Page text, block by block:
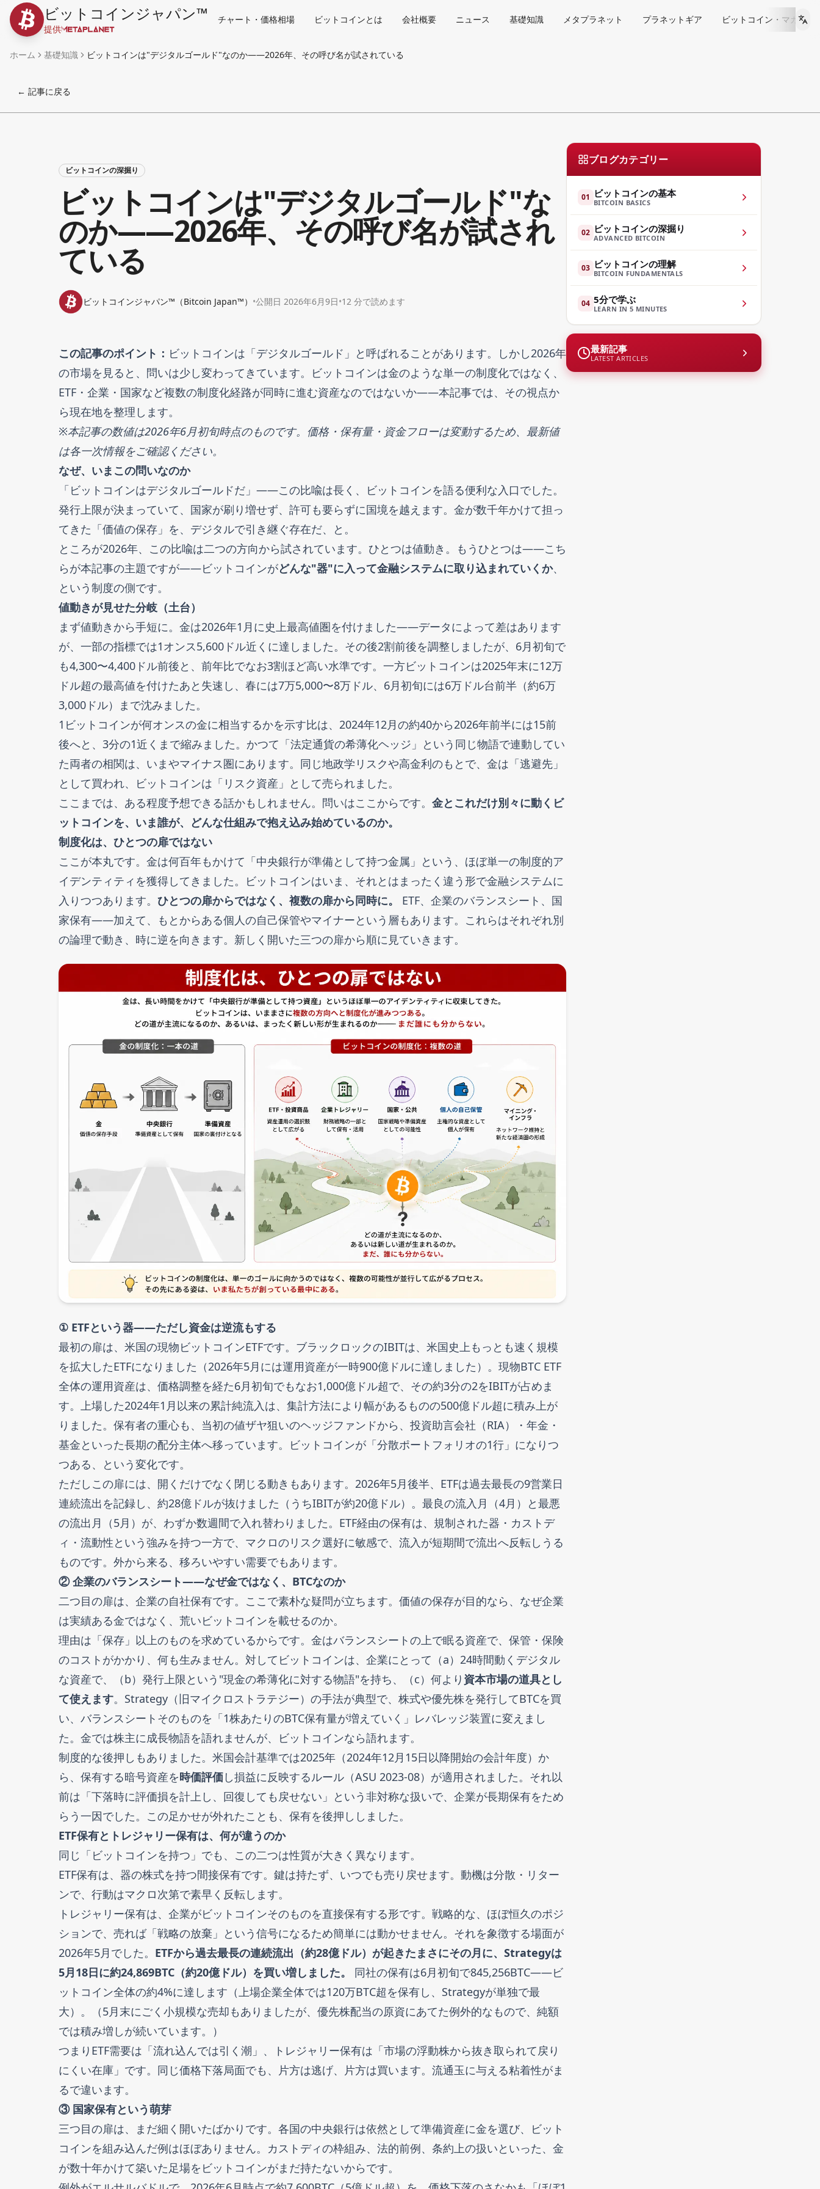
ビットコインジャパン™
提供
チャート・価格相場 ビットコインとは 会社概要 ニュース 基礎知識 メタプラネット プラネットギア ビットコイン・マガジン
ホーム 基礎知識 ビットコインは"デジタルゴールド"なのか——2026年、その呼び名が試されている
← 記事に戻る
ビットコインの深掘り
ビットコインは"デジタルゴールド"な
のか——2026年、その呼び名が試され
ている
ビットコインジャパン™（Bitcoin Japan™） •公開日 2026年6月9日•12 分で読めます
この記事のポイント： ビットコインは「デジタルゴールド」と呼ばれることがあります。しかし2026年
の市場を見ると、問いは少し変わってきています。ビットコインは金のような単一の制度化ではなく、
ETF・企業・国家など複数の制度化経路が同時に進む資産なのではないか——本記事では、その視点か
ら現在地を整理します。
※本記事の数値は2026年6月初旬時点のものです。価格・保有量・資金フローは変動するため、最新値
は各一次情報をご確認ください。
なぜ、いまこの問いなのか
「ビットコインはデジタルゴールドだ」——この比喩は長く、ビットコインを語る便利な入口でした。
発行上限が決まっていて、国家が刷り増せず、許可も要らずに国境を越えます。金が数千年かけて担っ
てきた「価値の保存」を、デジタルで引き継ぐ存在だ、と。
ところが2026年、この比喩は二つの方向から試されています。ひとつは値動き。もうひとつは——こち
らが本記事の主題ですが——ビットコインがどんな"器"に入って金融システムに取り込まれていくか、
という制度の側です。
値動きが見せた分岐（土台）
まず値動きから手短に。金は2026年1月に史上最高値圏を付けました——データによって差はあります
が、一部の指標では1オンス5,600ドル近くに達しました。その後2割前後を調整しましたが、6月初旬で
も4,300〜4,400ドル前後と、前年比でなお3割ほど高い水準です。一方ビットコインは2025年末に12万
ドル超の最高値を付けたあと失速し、春には7万5,000〜8万ドル、6月初旬には6万ドル台前半（約6万
3,000ドル）まで沈みました。
1ビットコインが何オンスの金に相当するかを示す比は、2024年12月の約40から2026年前半には15前
後へと、3分の1近くまで縮みました。かつて「法定通貨の希薄化ヘッジ」という同じ物語で連動してい
た両者の相関は、いまやマイナス圏にあります。同じ地政学リスクや高金利のもとで、金は「逃避先」
として買われ、ビットコインは「リスク資産」として売られました。
ここまでは、ある程度予想できる話かもしれません。問いはここからです。 金とこれだけ別々に動くビ
ットコインを、いま誰が、どんな仕組みで抱え込み始めているのか。
制度化は、ひとつの扉ではない
ここが本丸です。金は何百年もかけて「中央銀行が準備として持つ金属」という、ほぼ単一の制度的ア
イデンティティを獲得してきました。ビットコインはいま、それとはまったく違う形で金融システムに
入りつつあります。 ひとつの扉からではなく、複数の扉から同時に。
ETF、企業のバランスシート、国
家保有——加えて、もとからある個人の自己保管やマイナーという層もあります。これらはそれぞれ別
の論理で動き、時に逆を向きます。新しく開いた三つの扉から順に見ていきます。
① ETFという器——ただし資金は逆流もする
最初の扉は、米国の現物ビットコインETFです。ブラックロックのIBITは、米国史上もっとも速く規模
を拡大したETFになりました（2026年5月には運用資産が一時900億ドルに達しました）。現物BTC ETF
全体の運用資産は、価格調整を経た6月初旬でもなお1,000億ドル超で、その約3分の2をIBITが占めま
す。上場した2024年1月以来の累計純流入は、集計方法により幅があるものの500億ドル超に積み上が
りました。保有者の重心も、当初の値ザヤ狙いのヘッジファンドから、投資助言会社（RIA）・年金・
基金といった長期の配分主体へ移っています。ビットコインが「分散ポートフォリオの1行」になりつ
つある、という変化です。
ただしこの扉には、開くだけでなく閉じる動きもあります。2026年5月後半、ETFは過去最長の9営業日
連続流出を記録し、約28億ドルが抜けました（うちIBITが約20億ドル）。最良の流入月（4月）と最悪
の流出月（5月）が、わずか数週間で入れ替わりました。ETF経由の保有は、規制された器・カストデ
ィ・流動性という強みを持つ一方で、マクロのリスク選好に敏感で、流入が短期間で流出へ反転しうる
ものです。外から来る、移ろいやすい需要でもあります。
② 企業のバランスシート——なぜ金ではなく、BTCなのか
二つ目の扉は、企業の自社保有です。ここで素朴な疑問が立ちます。価値の保存が目的なら、なぜ企業
は実績ある金ではなく、荒いビットコインを載せるのか。
理由は「保存」以上のものを求めているからです。金はバランスシートの上で眠る資産で、保管・保険
のコストがかかり、何も生みません。対してビットコインは、企業にとって（a）24時間動くデジタル
な資産で、（b）発行上限という"現金の希薄化に対する物語"を持ち、（c）何より 資本市場の道具とし
て使えます。Strategy（旧マイクロストラテジー）の手法が典型で、株式や優先株を発行してBTCを買
い、バランスシートそのものを「1株あたりのBTC保有量が増えていく」レバレッジ装置に変えまし
た。金では株主に成長物語を語れませんが、ビットコインなら語れます。
制度的な後押しもありました。米国会計基準では2025年（2024年12月15日以降開始の会計年度）か
ら、保有する暗号資産を時価評価し損益に反映するルール（ASU 2023-08）が適用されました。それ以
前は「下落時に評価損を計上し、回復しても戻せない」という非対称な扱いで、企業が長期保有をため
らう一因でした。この足かせが外れたことも、保有を後押ししました。
ETF保有とトレジャリー保有は、何が違うのか
同じ「ビットコインを持つ」でも、この二つは性質が大きく異なります。
ETF保有は、器の株式を持つ間接保有です。鍵は持たず、いつでも売り戻せます。動機は分散・リター
ンで、行動はマクロ次第で素早く反転します。
トレジャリー保有は、企業がビットコインそのものを直接保有する形です。戦略的な、ほぼ恒久のポジ
ションで、売れば「戦略の放棄」という信号になるため簡単には動かせません。それを象徴する場面が
2026年5月でした。 ETFから過去最長の連続流出（約28億ドル）が起きたまさにその月に、Strategyは
5月18日に約24,869BTC（約20億ドル）を買い増しました。
同社の保有は6月初旬で845,256BTC——ビ
ットコイン全体の約4%に達します（上場企業全体では120万BTC超を保有し、Strategyが単独で最
大）。（5月末にごく小規模な売却もありましたが、優先株配当の原資にあてた例外的なもので、純額
では積み増しが続いています。）
つまりETF需要は「流れ込んでは引く潮」、トレジャリー保有は「市場の浮動株から抜き取られて戻り
にくい在庫」です。同じ価格下落局面でも、片方は逃げ、片方は買います。流通玉に与える粘着性がま
るで違います。
③ 国家保有という萌芽
三つ目の扉は、まだ細く開いたばかりです。各国の中央銀行は依然として準備資産に金を選び、ビット
コインを組み込んだ例はほぼありません。カストディの枠組み、法的前例、条約上の扱いといった、金
が数十年かけて築いた足場をビットコインがまだ持たないからです。
ブログカテゴリー
01 ビットコインの基本
BITCOIN BASICS
02 ビットコインの深掘り
ADVANCED BITCOIN
03 ビットコインの理解
BITCOIN FUNDAMENTALS
04 5分で学ぶ
LEARN IN 5 MINUTES
最新記事
LATEST ARTICLES